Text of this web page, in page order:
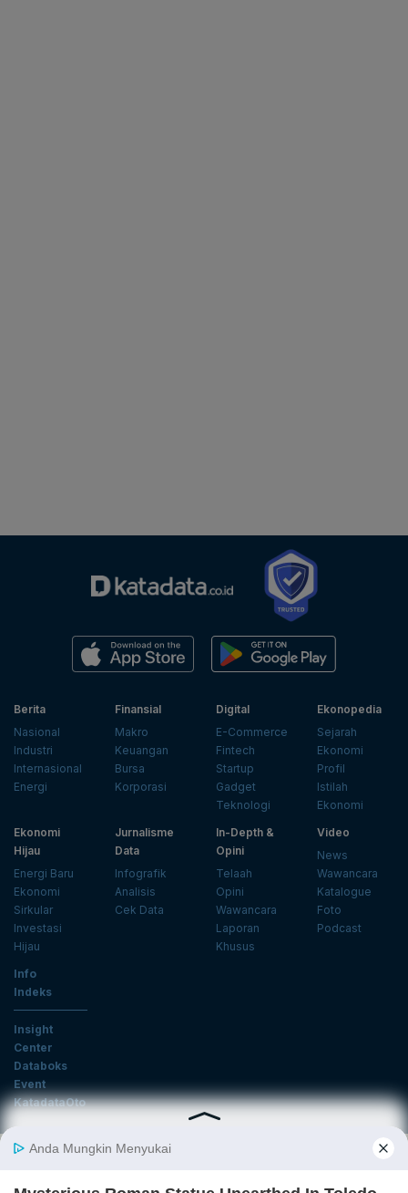
Berita
Nasional
Industri
Internasional
Energi
Finansial
Makro
Keuangan
Bursa
Korporasi
Digital
E-Commerce
Fintech
Startup
Gadget
Teknologi
Ekonopedia
Sejarah
Ekonomi
Profil
Istilah
Ekonomi
Ekonomi
Hijau
Energi Baru
Ekonomi
Sirkular
Investasi
Hijau
Jurnalisme
Data
Infografik
Analisis
Cek Data
In-Depth &
Opini
Telaah
Opini
Wawancara
Laporan
Khusus
Video
News
Wawancara
Katalogue
Foto
Podcast
Info
Indeks
Insight
Center
Databoks
Event
KatadataOto
Langganan Newsletter